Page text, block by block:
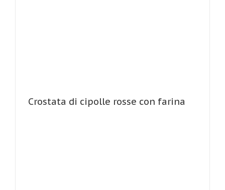
Crostata di cipolle rosse con farina